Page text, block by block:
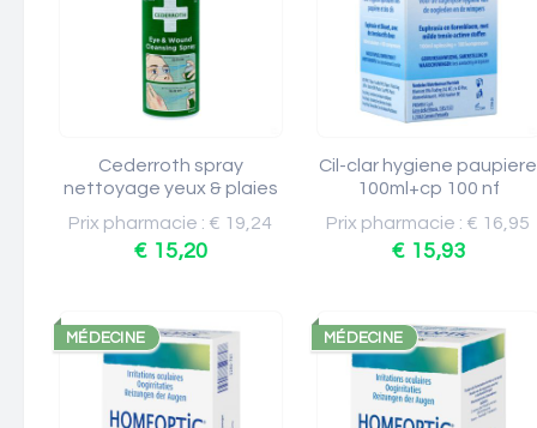
Cederroth spray
nettoyage yeux & plaies
Prix pharmacie : € 19,24
€ 15,20
Cil-clar hygiene paupiere
100ml+cp 100 nf
Prix pharmacie : € 16,95
€ 15,93
MÉDECINE MÉDECINE